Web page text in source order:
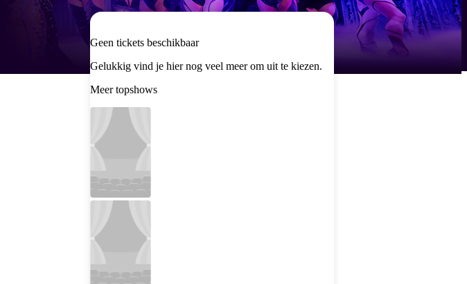
Geen tickets beschikbaar
Gelukkig vind je hier nog veel meer om uit te kiezen.
Meer topshows